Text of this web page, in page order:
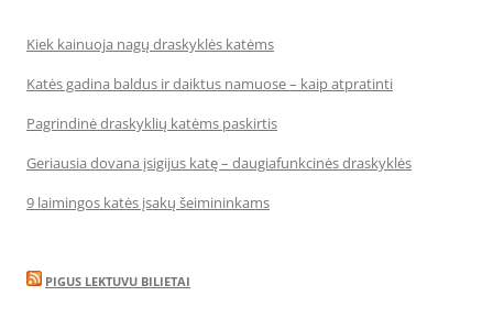
Kiek kainuoja nagų draskyklės katėms
Katės gadina baldus ir daiktus namuose – kaip atpratinti
Pagrindinė draskyklių katėms paskirtis
Geriausia dovana įsigijus katę – daugiafunkcinės draskyklės
9 laimingos katės įsakų šeimininkams
PIGUS LEKTUVU BILIETAI